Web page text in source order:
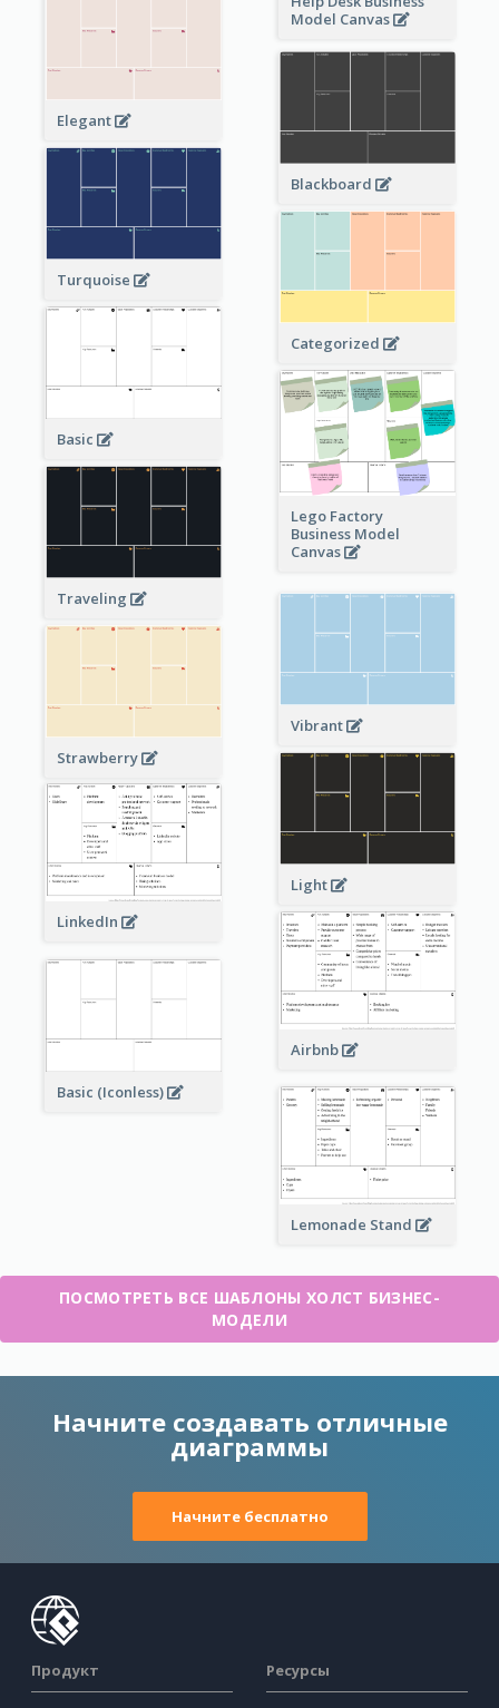
Model Canvas
Elegant
Blackboard
Turquoise
Categorized
Basic
Lego Factory
Business Model
Canvas
Traveling
Vibrant
Strawberry
Light
LinkedIn
Airbnb
Basic (Iconless)
Lemonade Stand
ПОСМОТРЕТЬ ВСЕ ШАБЛОНЫ ХОЛСТ БИЗНЕС-
МОДЕЛИ
Начните создавать отличные
диаграммы
Начните бесплатно
Продукт Ресурсы